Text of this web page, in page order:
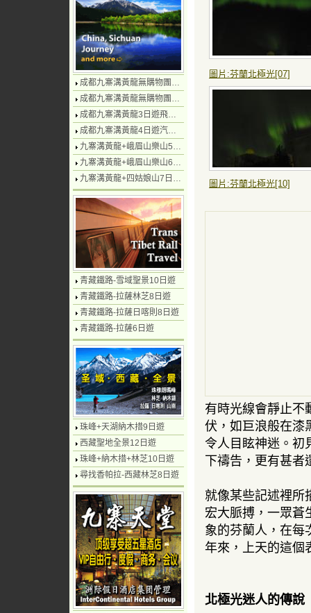
圖片:芬蘭北極光[07]
圖片:芬蘭北極光[10]
有時光線會靜止不
伏，如巨浪般在漆
令人目眩神迷。初
下禱告，更有甚
就像某些記述裡所
宏大脈搏，一眾蒼
象的芬蘭人，在每
年來，上天的這個
北極光迷人的傳說
成都九寨溝黃龍無購物團4日遊純玩
成都九寨溝黃龍無購物團5日遊純玩
成都九寨溝黃龍3日遊飛機團
成都九寨溝黃龍4日遊汽車團
九寨溝黃龍+峨眉山樂山5日遊飛機團
九寨溝黃龍+峨眉山樂山6日遊汽車團
九寨溝黃龍+四姑娘山7日遊汽車團
青藏鐵路-雪域聖景10日遊
青藏鐵路-拉薩林芝8日遊
青藏鐵路-拉薩日喀則8日遊
青藏鐵路-拉薩6日遊
珠峰+天湖納木措9日遊
西藏聖地全景12日遊
珠峰+納木措+林芝10日遊
尋找香帕拉-西藏林芝8日遊